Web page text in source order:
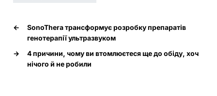
←
SonoThera трансформує розробку препаратів
генотерапії ультразвуком
→
4 причини, чому ви втомлюєтеся ще до обіду, хоч
нічого й не робили